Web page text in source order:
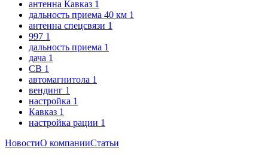
антенна Кавказ 1
дальность приема 40 км 1
антенна спецсвязи 1
997 1
дальность приема 1
дача 1
CB 1
автомагнитола 1
вендинг 1
настройка 1
Кавказ 1
настройка рации 1
НовостиО компанииСтатьи